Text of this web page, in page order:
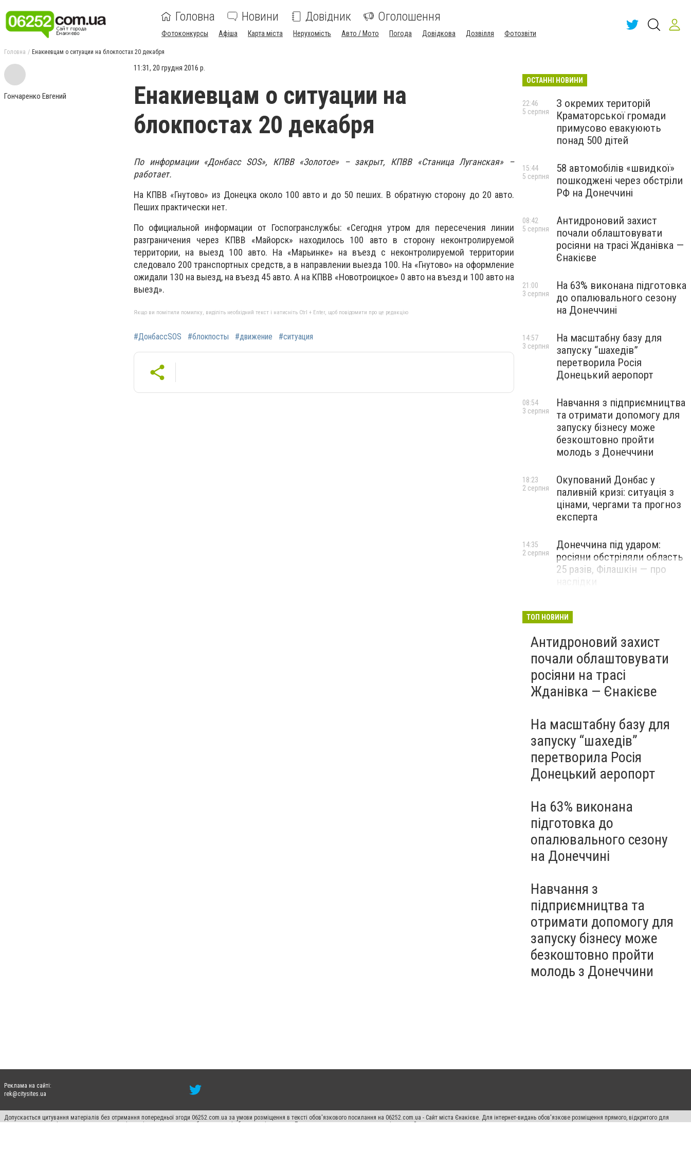
Головна Новини Довідник Оголошення
Фотоконкурсы Афіша Карта міста Нерухомість Авто / Мото Погода Довідкова Дозвілля Фотозвіти
Головна Енакиевцам о ситуации на блокпостах 20 декабря
Гончаренко Евгений
11:31, 20 грудня 2016 р.
Енакиевцам о ситуации на
блокпостах 20 декабря
По информации «Донбасс SOS», КПВВ «Золотое» – закрыт, КПВВ «Станица Луганская» –
работает.
На КПВВ «Гнутово» из Донецка около 100 авто и до 50 пеших. В обратную сторону до 20 авто.
Пеших практически нет.
По официальной информации от Госпогранслужбы: «Сегодня утром для пересечения линии
разграничения через КПВВ «Майорск» находилось 100 авто в сторону неконтролируемой
территории, на выезд 100 авто. На «Марьинке» на въезд с неконтролируемой территории
следовало 200 транспортных средств, а в направлении выезда 100. На «Гнутово» на оформление
ожидали 130 на выезд, на въезд 45 авто. А на КПВВ «Новотроицкое» 0 авто на въезд и 100 авто на
выезд».
Якщо ви помітили помилку, виділіть необхідний текст і натисніть Ctrl + Enter, щоб повідомити про це редакцію
#ДонбассSOS #блокпосты #движение #ситуация
ОСТАННІ НОВИНИ
З окремих територій
Краматорської громади
примусово евакуюють
понад 500 дітей
22:46
5 серпня
58 автомобілів «швидкої»
пошкоджені через обстріли
РФ на Донеччині
15:44
5 серпня
Антидроновий захист
почали облаштовувати
росіяни на трасі Жданівка —
Єнакієве
08:42
5 серпня
На 63% виконана підготовка
до опалювального сезону
на Донеччині
21:00
3 серпня
На масштабну базу для
запуску “шахедів”
перетворила Росія
Донецький аеропорт
14:57
3 серпня
Навчання з підприємництва
та отримати допомогу для
запуску бізнесу може
безкоштовно пройти
молодь з Донеччини
08:54
3 серпня
Окупований Донбас у
паливній кризі: ситуація з
цінами, чергами та прогноз
експерта
18:23
2 серпня
Донеччина під ударом:
росіяни обстріляли область
25 разів, Філашкін — про
14:35
2 серпня
ТОП НОВИНИ
Антидроновий захист
почали облаштовувати
росіяни на трасі
Жданівка — Єнакієве
На масштабну базу для
запуску “шахедів”
перетворила Росія
Донецький аеропорт
На 63% виконана
підготовка до
опалювального сезону
на Донеччині
Навчання з
підприємництва та
отримати допомогу для
запуску бізнесу може
безкоштовно пройти
молодь з Донеччини
Реклама на сайті:
rek@citysites.ua
Допускається цитування матеріалів без отримання попередньої згоди 06252.com.ua за умови розміщення в тексті обов'язкового посилання на 06252.com.ua - Сайт міста Єнакієве. Для інтернет-видань обов'язкове розміщення прямого, відкритого для
пошукових систем гіперпосилання на цитовані статті не нижче другого абзацу в тексті або в якості джерела. Порушення виняткових прав переслідується Законом.